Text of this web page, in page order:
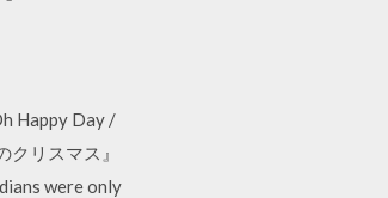
Happy Day /
リスマス』
were only